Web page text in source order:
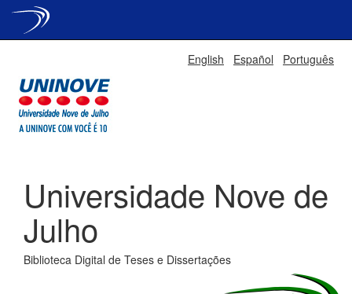
English Español Português
Universidade Nove de
Julho
Biblioteca Digital de Teses e Dissertações